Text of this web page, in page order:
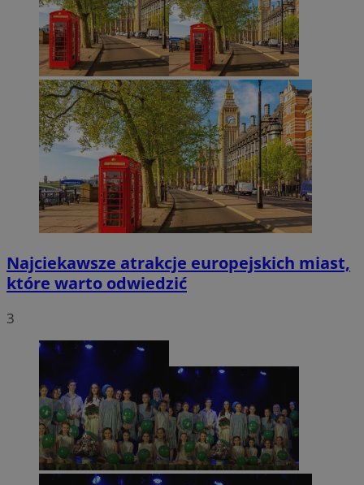
Najciekawsze atrakcje europejskich miast,
które warto odwiedzić
3